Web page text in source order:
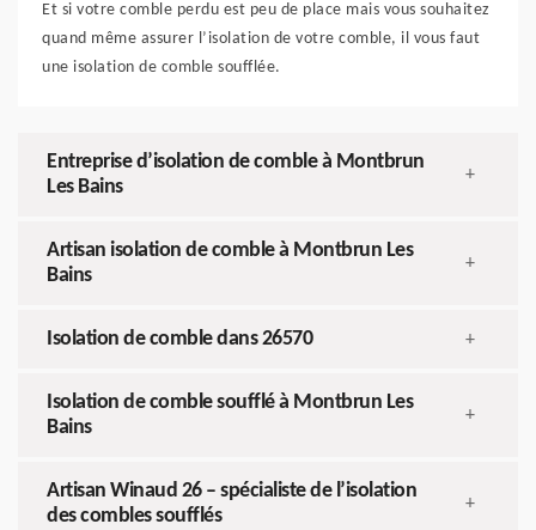
Et si votre comble perdu est peu de place mais vous souhaitez
quand même assurer l’isolation de votre comble, il vous faut
une isolation de comble soufflée.
Entreprise d’isolation de comble à Montbrun
Les Bains
+
Artisan isolation de comble à Montbrun Les
Bains
+
Isolation de comble dans 26570 +
Isolation de comble soufflé à Montbrun Les
Bains
+
Artisan Winaud 26 – spécialiste de l’isolation
des combles soufflés
+